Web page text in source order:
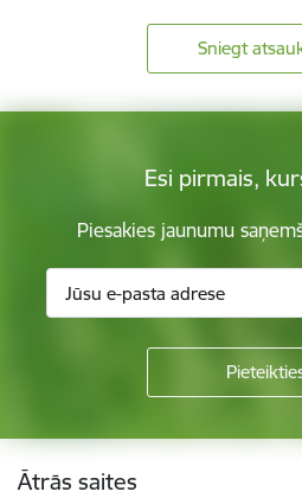
Sniegt
Esi pirmais,
Piesakies jaunumu
Kājene
Ātrās saites